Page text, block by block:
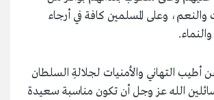
والنعم، وعلى المسلمين كافة في أرجاء
أطيب التهاني والأمنيات لجلالةِ السلطان
الله عز وجل أن تكون مناسبة سعيدة